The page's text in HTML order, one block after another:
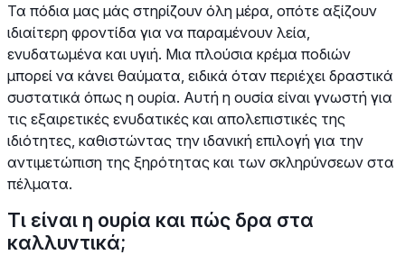
Τα πόδια μας μάς στηρίζουν όλη μέρα, οπότε αξίζουν
ιδιαίτερη φροντίδα για να παραμένουν λεία,
ενυδατωμένα και υγιή. Μια πλούσια κρέμα ποδιών
μπορεί να κάνει θαύματα, ειδικά όταν περιέχει δραστικά
συστατικά όπως η ουρία. Αυτή η ουσία είναι γνωστή για
τις εξαιρετικές ενυδατικές και απολεπιστικές της
ιδιότητες, καθιστώντας την ιδανική επιλογή για την
αντιμετώπιση της ξηρότητας και των σκληρύνσεων στα
πέλματα.
Τι είναι η ουρία και πώς δρα στα
καλλυντικά;